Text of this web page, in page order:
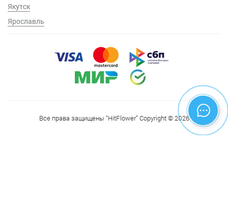
Якутск
Ярославль
Все права защищены “HitFlower” Copyright © 2026